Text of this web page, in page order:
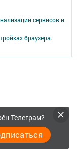
Телеграм?
сервисов и
браузера.